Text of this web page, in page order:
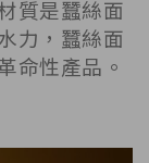
質是蠶絲面
力，蠶絲面
命性產品。